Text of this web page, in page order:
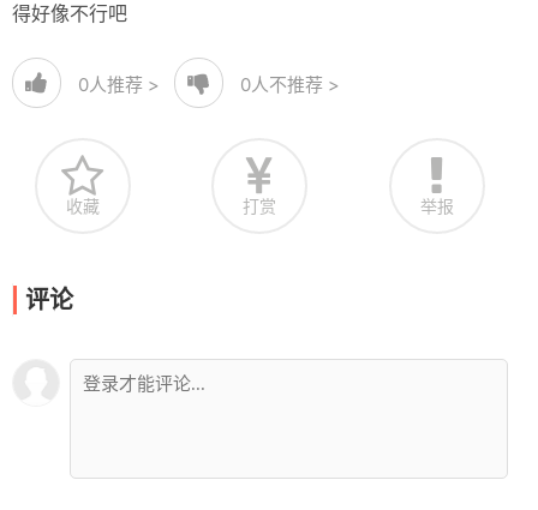
得好像不行吧
0人推荐 > 0人不推荐 >
收藏 打赏 举报
评论